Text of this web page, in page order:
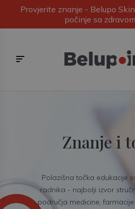
Provjerite znanje - Belupo
počinje sa
Znanje i
Polazišna točka edukacije
radnika - najbolji izvor
područja medicine,